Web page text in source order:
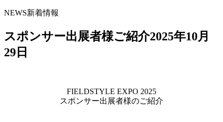
NEWS新着情報
スポンサー出展者様ご紹介2025年10月
29日
FIELDSTYLE EXPO 2025
スポンサー出展者様のご紹介